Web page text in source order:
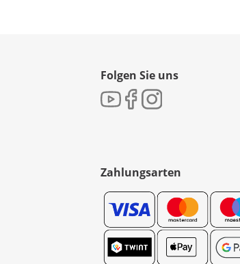
Folgen Sie uns
Zahlungsarten